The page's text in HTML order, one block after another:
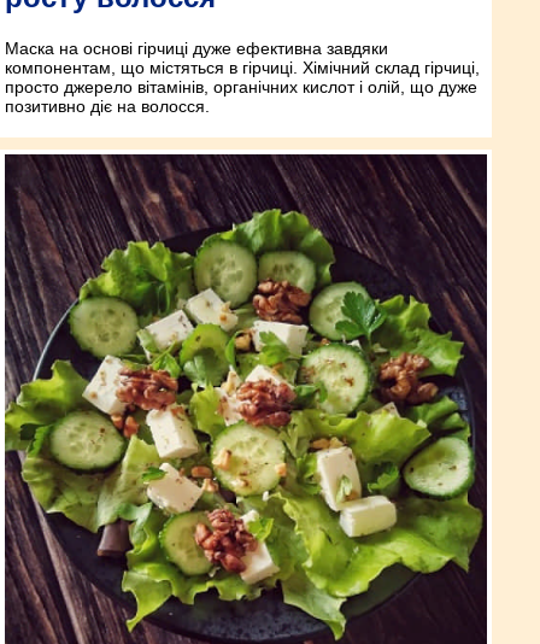
Маска на основі гірчиці дуже ефективна завдяки
компонентам, що містяться в гірчиці. Хімічний склад гірчиці,
просто джерело вітамінів, органічних кислот і олій, що дуже
позитивно діє на волосся.